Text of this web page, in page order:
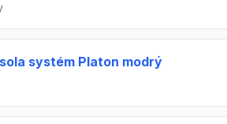
systém Platon modrý